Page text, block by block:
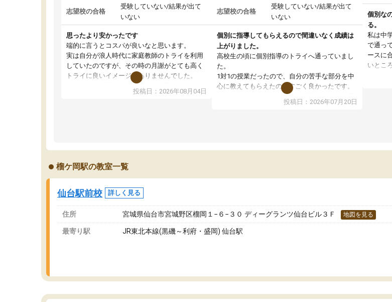
志望校の合格
受験していない/結果が出て
いない
思ったより安かったです
端的に言うとコスパが良いなと思います。
実は自分が浪人時代に家庭教師のトライを利用
していたのですが、その時の月謝がとても高く
トライに良いイメージがありませんでした。
なので、少し不安だったのですが子供がどうし
ても行きたいと言うので利用し始めた形です。
が、それを加味しても通って損はないなと感じ
投稿日：2026年08月04日
志望校の合格
受験していない/結果が出て
いない
個別に指導してもらえるので間違いなく成績は
上がりました。
高校生の頃に個別指導のトライへ通っていまし
た。
1対1の授業だったので、自分の苦手な部分を中
心に教えてもらえたのがすごく良かったです。
わからないところもその場で質問しやすく、理
解できるまで丁寧に説明してもらえたので、勉
な人には特におすすめできる塾だと思います。
投稿日：2026年07月20日
個別な
る。
私は中
で通っ
ースに
いとこ
いとこ
専門の
近くに
いるの
榴ケ岡駅の教室一覧
仙台駅前校 詳しく見る
住所 宮城県仙台市宮城野区榴岡１−６−３０ ディーグランツ仙台ビル３Ｆ 地図を見る
最寄り駅 JR東北本線(黒磯～利府・盛岡) 仙台駅